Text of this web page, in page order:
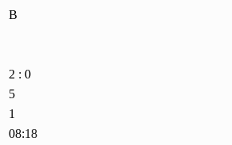
B
2 : 0
5
1
08:18